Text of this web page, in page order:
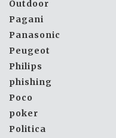
Outdoor
Pagani
Panasonic
Peugeot
Philips
phishing
Poco
poker
Politica